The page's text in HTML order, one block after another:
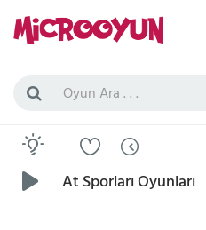
At Sporları Oyunları